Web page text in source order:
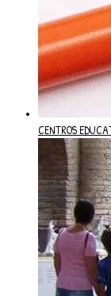
CENTROS